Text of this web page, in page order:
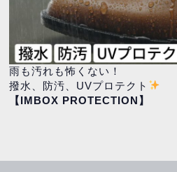
雨も汚れも怖くない！
撥水、防汚、UVプロテクト
【IMBOX PROTECTION】